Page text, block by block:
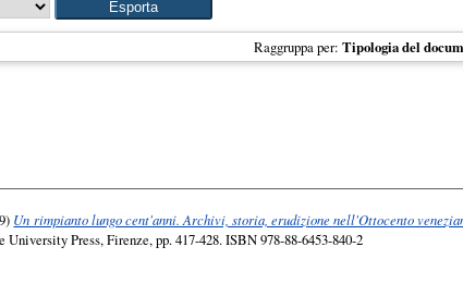
Raggruppa per: Tipologia del
Un rimpianto lungo cent'anni. Archivi, storia, erudizione nell'Ottocento
Press, Firenze, pp. 417-428. ISBN 978-88-6453-840-2